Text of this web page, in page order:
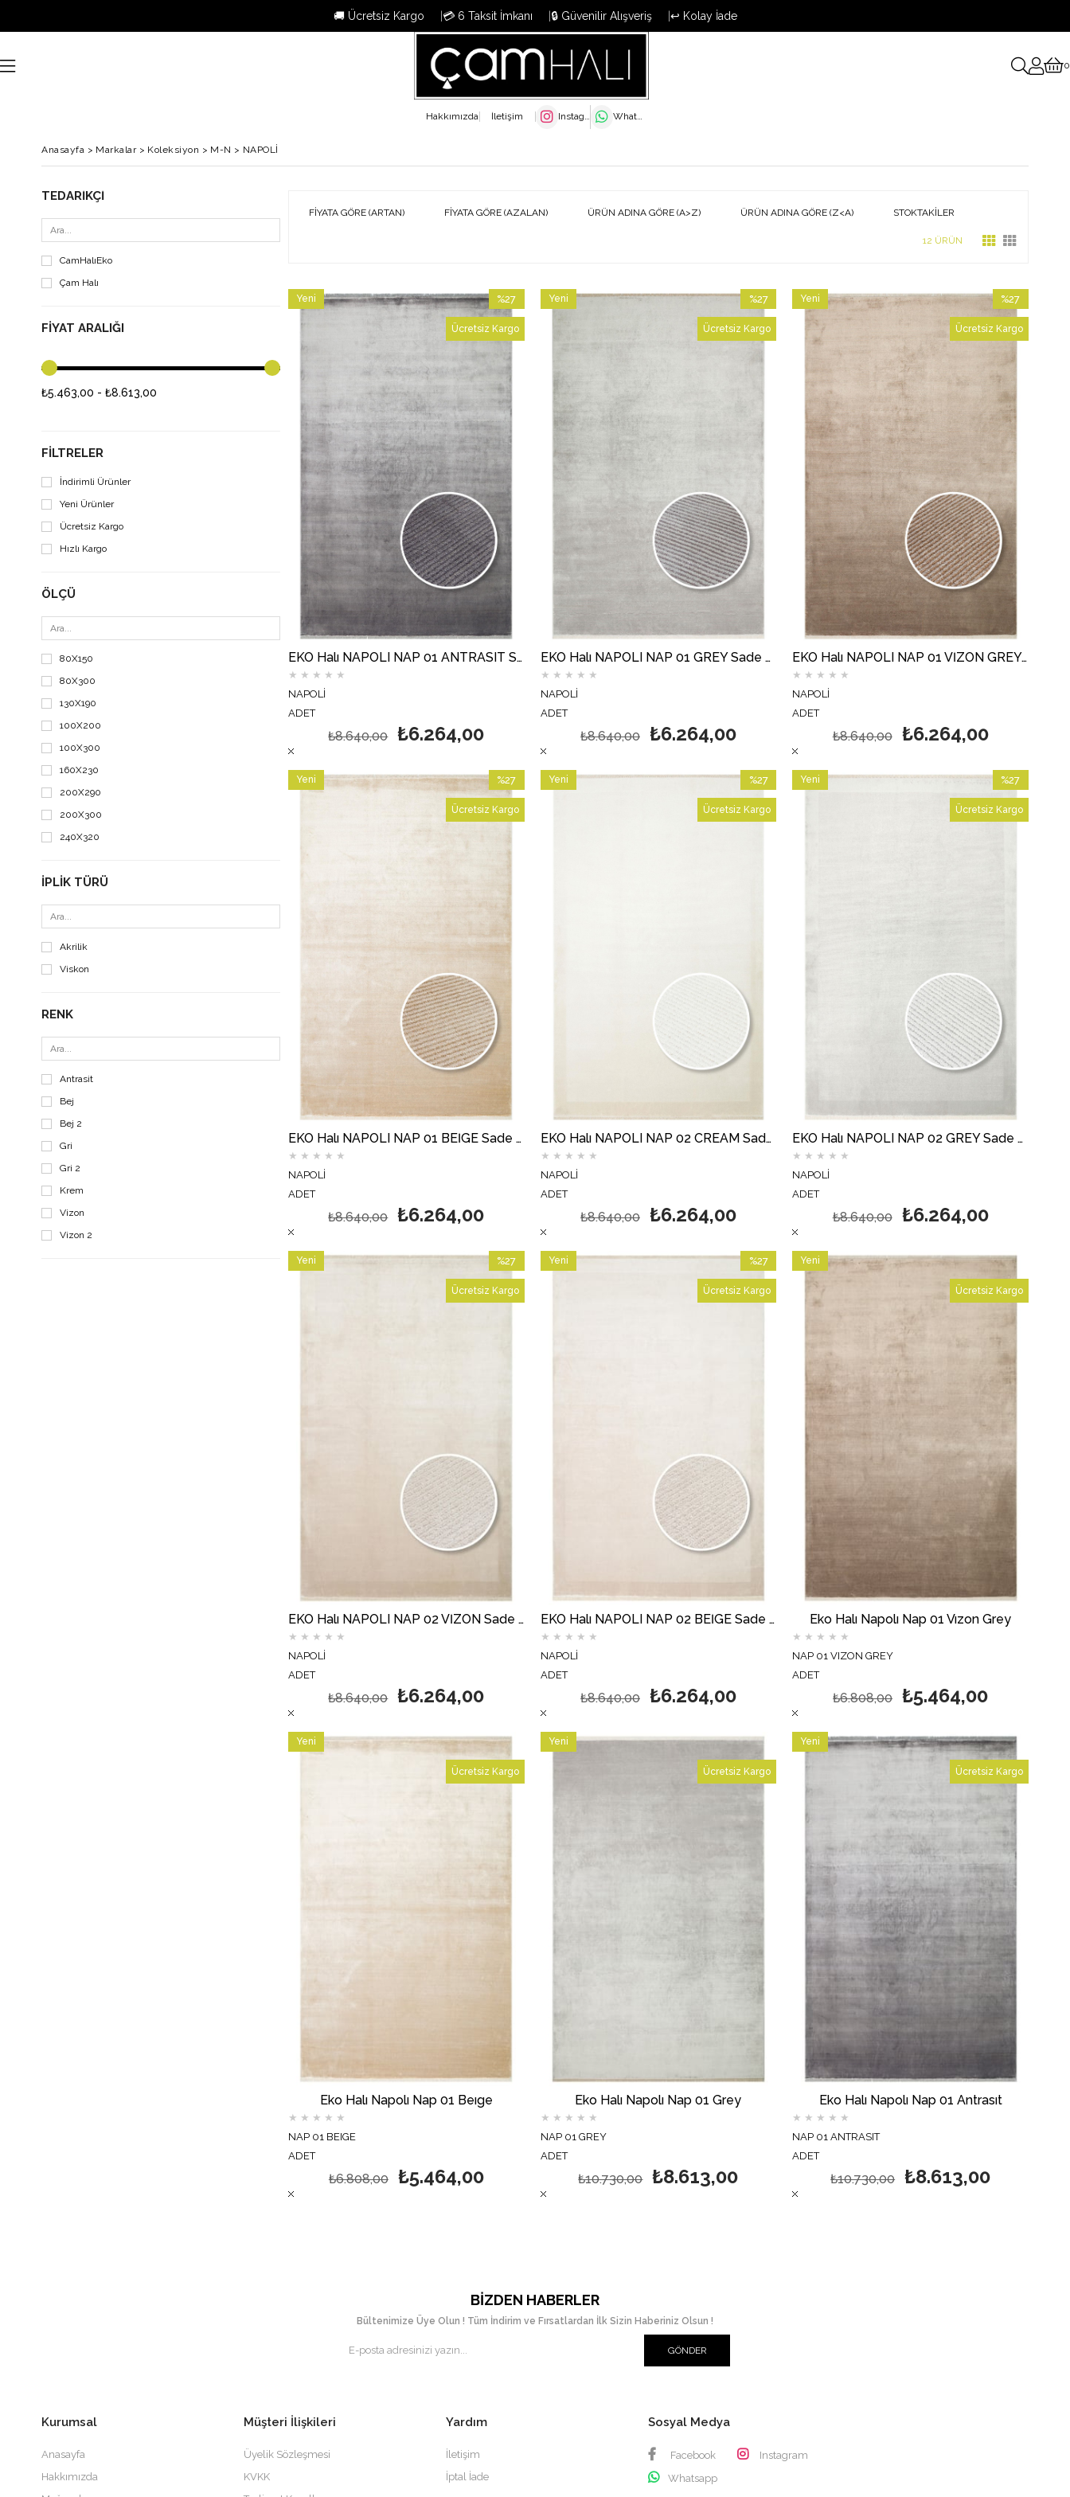
🚚 Ücretsiz Kargo 💳 6 Taksit İmkanı 🔒 Güvenilir Alışveriş ↩️ Kolay İade
0
Hakkımızda İletişim Instagram WhatsApp
Anasayfa > Markalar> Koleksiyon > M-N > NAPOLİ
TEDARIKÇI
CamHalıEko
Çam Halı
FIYAT ARALIĞI
₺5.463,00 - ₺8.613,00
FILTRELER
İndirimli Ürünler
Yeni Ürünler
Ücretsiz Kargo
Hızlı Kargo
ÖLÇÜ
80X150
80X300
130X190
100X200
100X300
160X230
200X290
200X300
240X320
İPLIK TÜRÜ
Akrilik
Viskon
RENK
Antrasit
Bej
Bej 2
Gri
Gri 2
Krem
Vizon
Vizon 2
FIYATA GÖRE (ARTAN) FIYATA GÖRE (AZALAN) ÜRÜN ADINA GÖRE (A>Z) ÜRÜN ADINA GÖRE (Z<A) STOKTAKILER
12 ÜRÜN
EKO Halı NAPOLI NAP 01 ANTRASIT Sade Desenli Modern Sık Dokuma Makine Halısı
★ ★ ★ ★ ★
NAPOLİ
ADET
₺6.264,00
₺8.640,00
%27
İndirim
%27İndirim
Ücretsiz Kargo
Yeni
EKO Halı NAPOLI NAP 01 GREY Sade Desenli Modern Sık Dokuma Makine Halısı
★ ★ ★ ★ ★
NAPOLİ
ADET
₺6.264,00
₺8.640,00
%27
İndirim
%27İndirim
Ücretsiz Kargo
Yeni
EKO Halı NAPOLI NAP 01 VİZON GREY Sade Desenli Modern Sık Dokuma Makine Halısı
★ ★ ★ ★ ★
NAPOLİ
ADET
₺6.264,00
₺8.640,00
%27
İndirim
%27İndirim
Ücretsiz Kargo
Yeni
Ürün
EKO Halı NAPOLI NAP 01 BEİGE Sade Desenli Modern Sık Dokuma Makine Halısı
★ ★ ★ ★ ★
NAPOLİ
ADET
₺6.264,00
₺8.640,00
%27
İndirim
%27İndirim
Ücretsiz Kargo
Yeni
EKO Halı NAPOLI NAP 02 CREAM Sade Desenli Modern Sık Dokuma Makine Halısı
★ ★ ★ ★ ★
NAPOLİ
ADET
₺6.264,00
₺8.640,00
%27
İndirim
%27İndirim
Ücretsiz Kargo
Yeni
EKO Halı NAPOLI NAP 02 GREY Sade Desenli Modern Sık Dokuma Makine Halısı
★ ★ ★ ★ ★
NAPOLİ
ADET
₺6.264,00
₺8.640,00
%27
İndirim
%27İndirim
Ücretsiz Kargo
Yeni
EKO Halı NAPOLI NAP 02 VİZON Sade Desenli Modern Sık Dokuma Makine Halısı
★ ★ ★ ★ ★
NAPOLİ
ADET
₺6.264,00
₺8.640,00
%27
İndirim
%27İndirim
Ücretsiz Kargo
Yeni
EKO Halı NAPOLI NAP 02 BEİGE Sade Desenli Modern Sık Dokuma Makine Halısı
★ ★ ★ ★ ★
NAPOLİ
ADET
₺6.264,00
₺8.640,00
%27
İndirim
%27İndirim
Ücretsiz Kargo
Yeni
Eko Halı Napolı Nap 01 Vızon Grey
★ ★ ★ ★ ★
NAP 01 VIZON GREY
ADET
₺5.464,00
₺6.808,00
Ücretsiz Kargo
Yeni
Ürün
Eko Halı Napolı Nap 01 Beıge
★ ★ ★ ★ ★
NAP 01 BEIGE
ADET
₺5.464,00
₺6.808,00
Ücretsiz Kargo
Yeni
Eko Halı Napolı Nap 01 Grey
★ ★ ★ ★ ★
NAP 01 GREY
ADET
₺8.613,00
₺10.730,00
Ücretsiz Kargo
Yeni
Eko Halı Napolı Nap 01 Antrasıt
★ ★ ★ ★ ★
NAP 01 ANTRASIT
ADET
₺8.613,00
₺10.730,00
Ücretsiz Kargo
Yeni
BIZDEN HABERLER
Bültenimize Üye Olun ! Tüm İndirim ve Fırsatlardan İlk Sizin Haberiniz Olsun !
GÖNDER
Kurumsal
Anasayfa
Hakkımızda
Müşteri İlişkileri
Üyelik Sözleşmesi
KVKK
Yardım
İletişim
İptal İade
Sosyal Medya
Facebook
Instagram
Whatsapp